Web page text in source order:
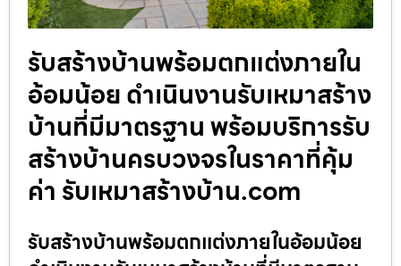
รับสร้างบ้านพร้อมตกแต่งภายใน
อ้อมน้อย ดำเนินงานรับเหมาสร้าง
บ้านที่มีมาตรฐาน พร้อมบริการรับ
สร้างบ้านครบวงจรในราคาที่คุ้ม
ค่า รับเหมาสร้างบ้าน.com
รับสร้างบ้านพร้อมตกแต่งภายในอ้อมน้อย